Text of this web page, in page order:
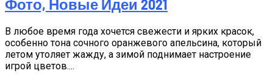
Фото, Новые Идеи 2021
В любое время года хочется свежести и ярких красок,
особенно тона сочного оранжевого апельсина, который
летом утоляет жажду, а зимой поднимает настроение
игрой цветов....